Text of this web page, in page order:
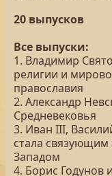
20 выпусков
Все выпуски:
1. Владимир
религии и
православия
2. Александр
Средневековья
3. Иван III,
стала
Западом
4. Борис Годунов